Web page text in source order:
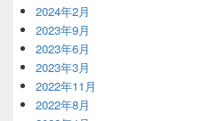
2024年2月
2023年9月
2023年6月
2023年3月
2022年11月
2022年8月